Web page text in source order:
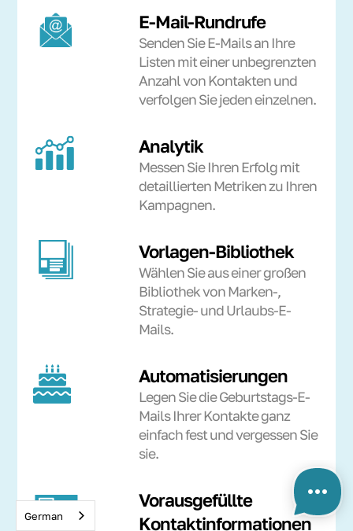
E-Mail-Rundrufe
Senden Sie E-Mails an Ihre
Listen mit einer unbegrenzten
Anzahl von Kontakten und
verfolgen Sie jeden einzelnen.
Analytik
Messen Sie Ihren Erfolg mit
detaillierten Metriken zu Ihren
Kampagnen.
Vorlagen-Bibliothek
Wählen Sie aus einer großen
Bibliothek von Marken-,
Strategie- und Urlaubs-E-
Mails.
Automatisierungen
Legen Sie die Geburtstags-E-
Mails Ihrer Kontakte ganz
einfach fest und vergessen Sie
sie.
Vorausgefüllte
Kontaktinformationen
German